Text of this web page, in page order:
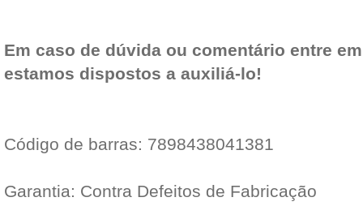
Em caso de dúvida ou comentário entre
estamos dispostos a auxiliá-lo!
Código de barras: 7898438041381
Garantia: Contra Defeitos de Fabricação